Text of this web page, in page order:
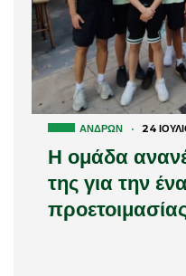
ΑΝΔΡΏΝ · 24
Η ομάδα
της για την